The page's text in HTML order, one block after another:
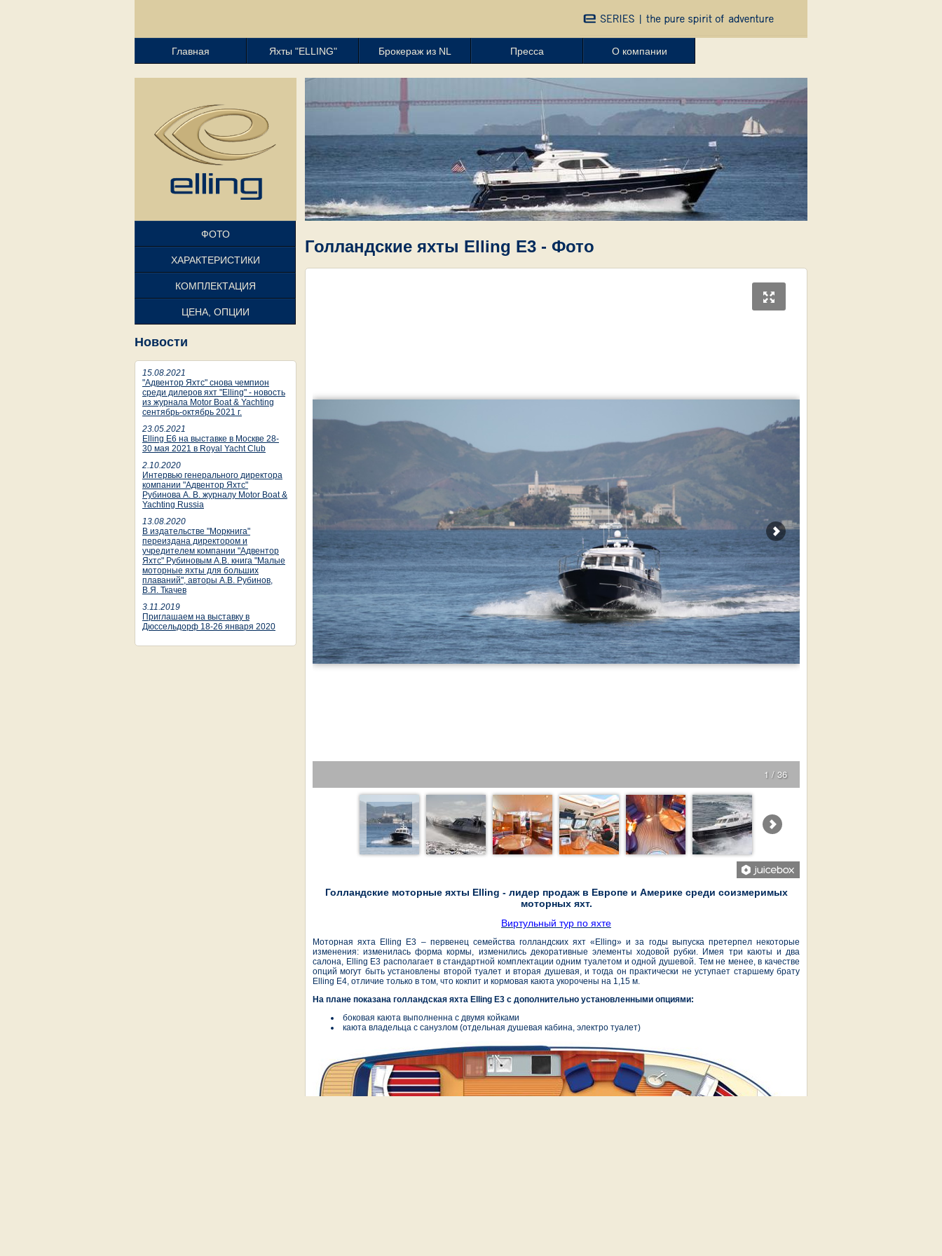
Главная Яхты "ELLING" Брокераж из NL Пресса О компании
Голландские яхты Elling E3 - Фото
1 / 36
Голландские моторные яхты Elling - лидер продаж в Европе и Америке среди соизмеримых
моторных яхт.
Виртульный тур по яхте
Моторная яхта Еlling E3 – первенец семейства голландских яхт «Elling» и за годы выпуска претерпел некоторые
изменения: изменилась форма кормы, изменились декоративные элементы ходовой рубки. Имея три каюты и два
салона, Elling Е3 располагает в стандартной комплектации одним туалетом и одной душевой. Тем не менее, в качестве
опций могут быть установлены второй туалет и вторая душевая, и тогда он практически не уступает старшему брату
Elling Е4, отличие только в том, что кокпит и кормовая каюта укорочены на 1,15 м.
На плане показана голландская яхта Elling E3 с дополнительно установленными опциями:
боковая каюта выполненна с двумя койками
каюта владельца с санузлом (отдельная душевая кабина, электро туалет)
ФОТО
ХАРАКТЕРИСТИКИ
КОМПЛЕКТАЦИЯ
ЦЕНА, ОПЦИИ
Новости
15.08.2021
"Адвентор Яхтс" снова чемпион
среди дилеров яхт "Elling" - новость
из журнала Motor Boat & Yachting
сентябрь-октябрь 2021 г.
23.05.2021
Elling E6 на выставке в Москве 28-
30 мая 2021 в Royal Yacht Club
2.10.2020
Интервью генерального директора
компании "Адвентор Яхтс"
Рубинова А. В. журналу Motor Boat &
Yachting Russia
13.08.2020
В издательстве "Моркнига"
переиздана директором и
учредителем компании "Адвентор
Яхтс" Рубиновым А.В. книга "Малые
моторные яхты для больших
плаваний", авторы А.В. Рубинов,
В.Я. Ткачев
3.11.2019
Приглашаем на выставку в
Дюссельдорф 18-26 января 2020